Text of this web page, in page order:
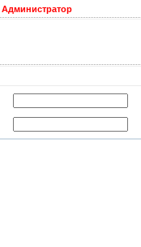
Администратор